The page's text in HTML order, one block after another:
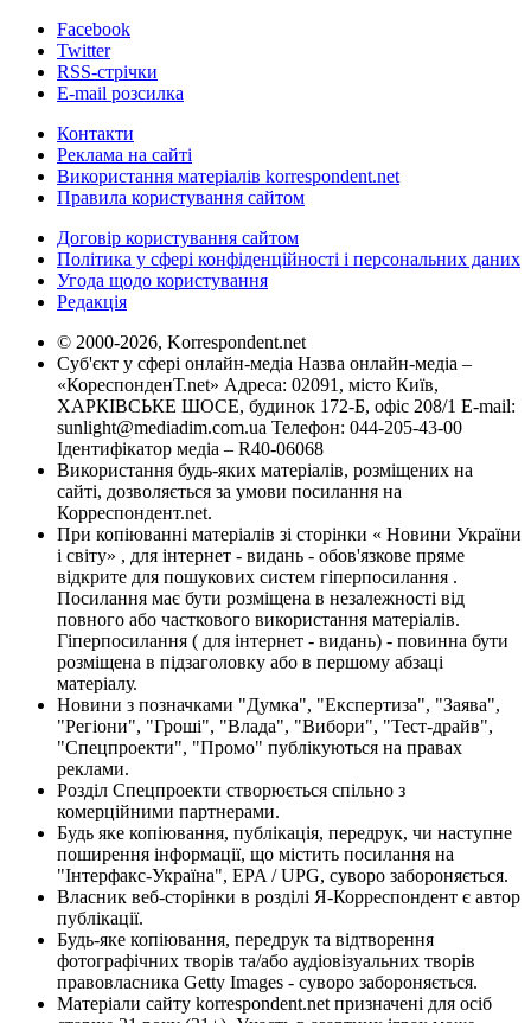
Facebook
Twitter
RSS-стрічки
E-mail розсилка
Контакти
Реклама на сайті
Використання матеріалів korrespondent.net
Правила користування сайтом
Договір користування сайтом
Політика у сфері конфіденційності і персональних даних
Угода щодо користування
Редакція
© 2000-2026, Korrespondent.net
Суб'єкт у сфері онлайн-медіа Назва онлайн-медіа –
«КореспонденТ.net» Адреса: 02091, місто Київ,
ХАРКІВСЬКЕ ШОСЕ, будинок 172-Б, офіс 208/1 E-mail:
sunlight@mediadim.com.ua Телефон: 044-205-43-00
Ідентифікатор медіа – R40-06068
Використання будь-яких матеріалів, розміщених на
сайті, дозволяється за умови посилання на
Корреспондент.net.
При копіюванні матеріалів зі сторінки « Новини України
і світу» , для інтернет - видань - обов'язкове пряме
відкрите для пошукових систем гіперпосилання .
Посилання має бути розміщена в незалежності від
повного або часткового використання матеріалів.
Гіперпосилання ( для інтернет - видань) - повинна бути
розміщена в підзаголовку або в першому абзаці
матеріалу.
Новини з позначками "Думка", "Експертиза", "Заява",
"Регіони", "Гроші", "Влада", "Вибори", "Тест-драйв",
"Спецпроекти", "Промо" публікуються на правах
реклами.
Розділ Спецпроекти створюється спільно з
комерційними партнерами.
Будь яке копіювання, публікація, передрук, чи наступне
поширення інформації, що містить посилання на
"Інтерфакс-Україна", EPA / UPG, суворо забороняється.
Власник веб-сторінки в розділі Я-Корреспондент є автор
публікації.
Будь-яке копіювання, передрук та відтворення
фотографічних творів та/або аудіовізуальних творів
правовласника Getty Images - суворо забороняється.
Матеріали сайту korrespondent.net призначені для осіб